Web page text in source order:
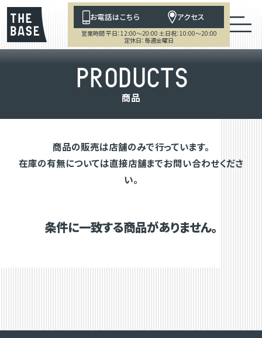
お電話はこちら アクセス
営業時間 平日：12:00～20:00 土日祝：10:00～20:00
定休日：毎週金曜日
PRODUCTS
商品
商品の販売は店舗のみで行っています。
在庫の有無については直接店舗までお問い合わせくださ
い。
条件に一致する商品がありません。